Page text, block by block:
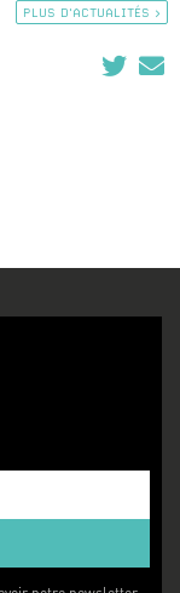
PLUS D'ACTUALITÉS >